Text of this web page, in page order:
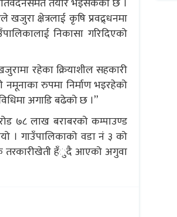
तयार भइसकेको छ ।
क्षेत्रलाई कृषि प्रवद्र्धनमा
निकासा गरिदिएको
रहेका क्रियाशील सहकारी
रुपमा निर्माण भइरहेको
अगाडि बढेको छ ।”
७८ लाख बराबरको कम्पाउण्ड
। गाउँपालिकाको वडा नं ३ को
तरकारीखेती हँुदै आएको अगुवा